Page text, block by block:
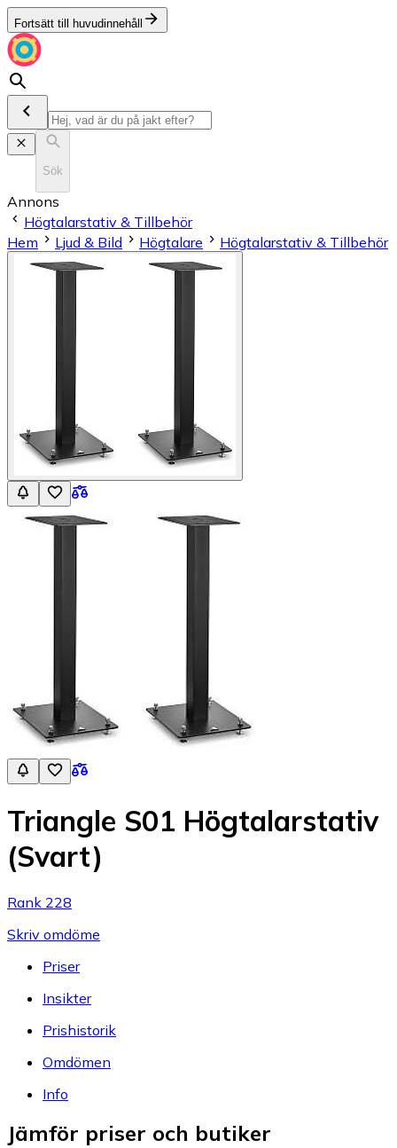
Fortsätt till huvudinnehåll
Sök
Annons
Högtalarstativ & Tillbehör
Hem
Ljud & Bild Högtalare Högtalarstativ & Tillbehör
Triangle S01 Högtalarstativ
(Svart)
Rank 228
Skriv omdöme
Priser
Insikter
Prishistorik
Omdömen
Info
Jämför priser och butiker